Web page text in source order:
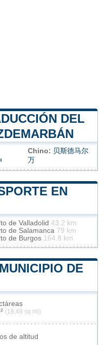
DEL
Chino: 贝斯德马尔
万
EN
de Valladolid 43.2 km
de Salamanca 79 km
de Burgos 164.8 km
DE
(18,49 sq mi)
de altitud